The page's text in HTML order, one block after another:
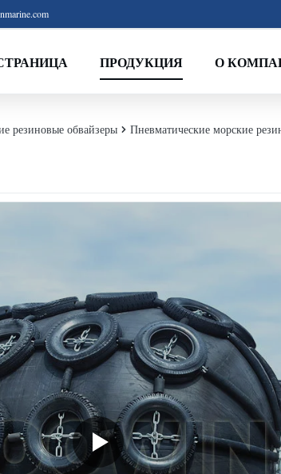
ПРОДУКЦИЯ О
резиновые обвайзеры Пневматические морские